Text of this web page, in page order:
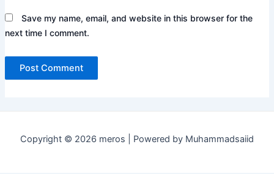
Save my name, email, and website in this browser for the
next time I comment.
Copyright © 2026 meros | Powered by Muhammadsaiid